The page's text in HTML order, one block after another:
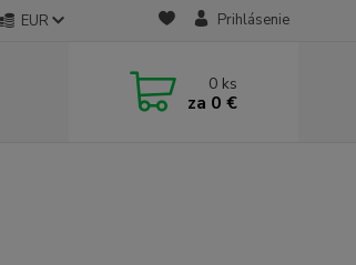
EUR Prihlásenie
0 ks
za 0 €